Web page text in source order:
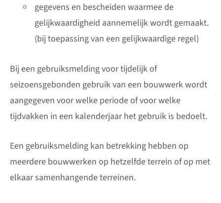
gegevens en bescheiden waarmee de
gelijkwaardigheid aannemelijk wordt gemaakt.
(bij toepassing van een gelijkwaardige regel)
Bij een gebruiksmelding voor tijdelijk of
seizoensgebonden gebruik van een bouwwerk wordt
aangegeven voor welke periode of voor welke
tijdvakken in een kalenderjaar het gebruik is bedoelt.
Een gebruiksmelding kan betrekking hebben op
meerdere bouwwerken op hetzelfde terrein of op met
elkaar samenhangende terreinen.